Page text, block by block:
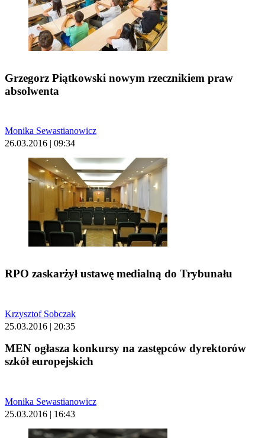
Grzegorz Piątkowski nowym rzecznikiem praw
absolwenta
Monika Sewastianowicz
26.03.2016 | 09:34
RPO zaskarżył ustawę medialną do Trybunału
Krzysztof Sobczak
25.03.2016 | 20:35
MEN ogłasza konkursy na zastępców dyrektorów
szkół europejskich
Monika Sewastianowicz
25.03.2016 | 16:43